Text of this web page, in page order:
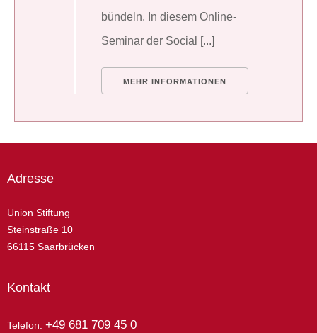
bündeln. In diesem Online-
Seminar der Social [...]
MEHR INFORMATIONEN
Adresse
Union Stiftung
Steinstraße 10
66115 Saarbrücken
Kontakt
Telefon: +49 681 709 45 0